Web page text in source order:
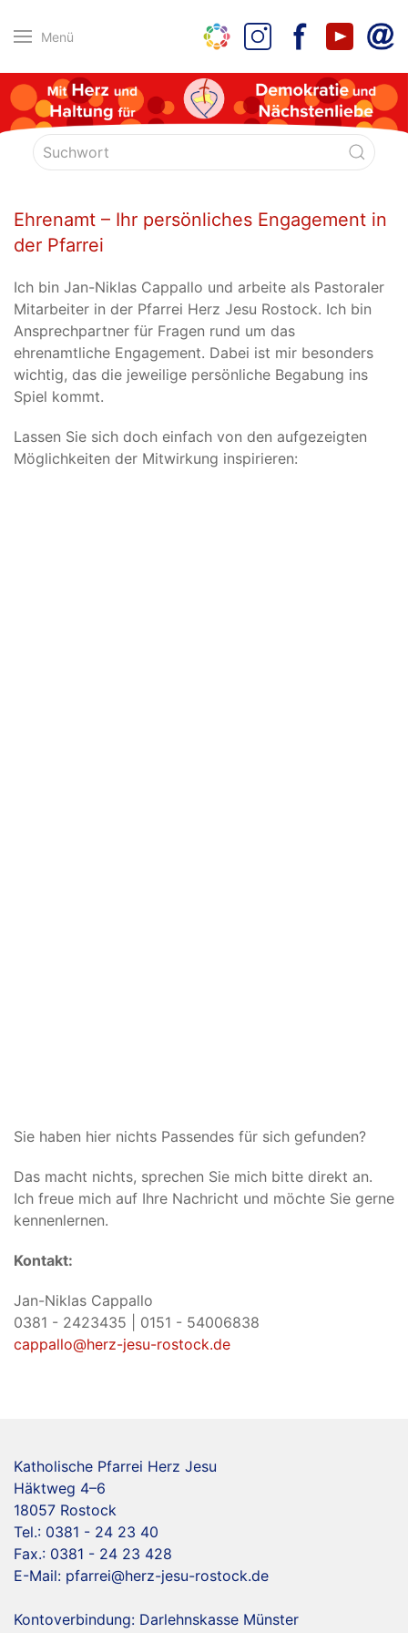
Menü
Ehrenamt – Ihr persönliches Engagement in
der Pfarrei
Ich bin Jan-Niklas Cappallo und arbeite als Pastoraler
Mitarbeiter in der Pfarrei Herz Jesu Rostock. Ich bin
Ansprechpartner für Fragen rund um das
ehrenamtliche Engagement. Dabei ist mir besonders
wichtig, das die jeweilige persönliche Begabung ins
Spiel kommt.
Lassen Sie sich doch einfach von den aufgezeigten
Möglichkeiten der Mitwirkung inspirieren:
Sie haben hier nichts Passendes für sich gefunden?
Das macht nichts, sprechen Sie mich bitte direkt an.
Ich freue mich auf Ihre Nachricht und möchte Sie gerne
kennenlernen.
Kontakt:
Jan-Niklas Cappallo
0381 - 2423435 | 0151 - 54006838
cappallo@herz-jesu-rostock.de
Katholische Pfarrei Herz Jesu
Häktweg 4–6
18057 Rostock
Tel.: 0381 - 24 23 40
Fax.: 0381 - 24 23 428
E-Mail: pfarrei@herz-jesu-rostock.de
Kontoverbindung: Darlehnskasse Münster